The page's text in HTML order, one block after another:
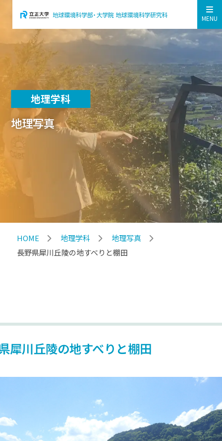
MENU
地理学科
地理写真
HOME 地理学科
地理写真
長野県犀川丘陵の地すべりと棚田
犀川丘陵の地すべりと棚田